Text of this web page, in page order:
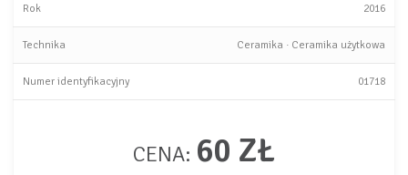
Rok 2016
Technika Ceramika · Ceramika użytkowa
Numer identyfikacyjny 01718
CENA: 60 ZŁ